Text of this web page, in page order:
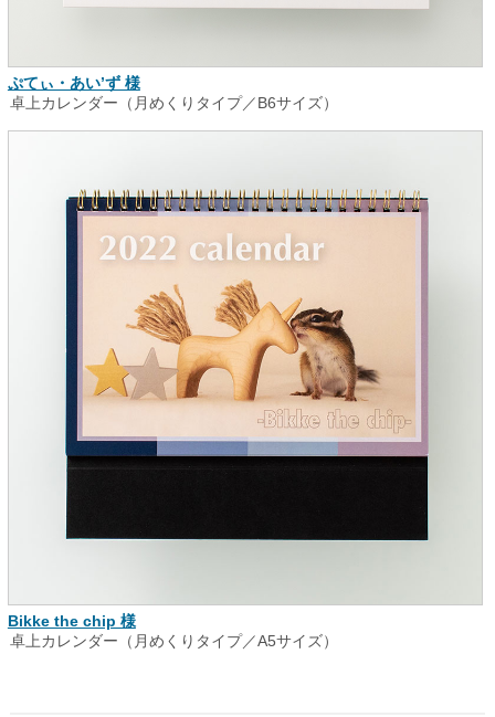
ぷてぃ・あい’ず 様
卓上カレンダー（月めくりタイプ／B6サイズ）
Bikke the chip 様
卓上カレンダー（月めくりタイプ／A5サイズ）